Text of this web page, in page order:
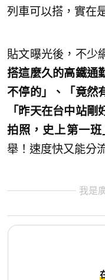
列車可以搭，實在
貼文曝光後，不少
搭這麼久的高鐵通
不停的」、「竟然
「昨天在台中站
拍照，史上第一班
舉！速度快又能分
我是